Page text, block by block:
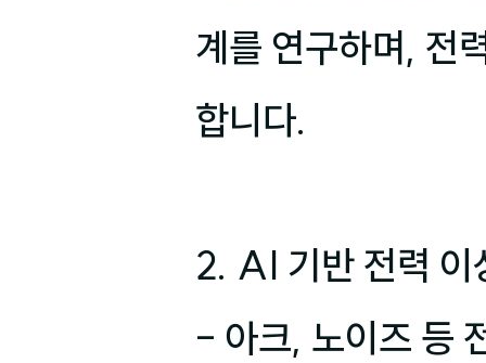
계를 연구하며, 전
합니다.
2. AI 기반 전력 이
- 아크, 노이즈 등